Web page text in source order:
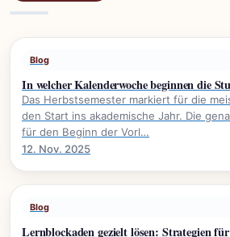
Blog
In welcher Kalenderwoche beginnen die
Das Herbstsemester markiert für die
den Start ins akademische Jahr. Die
für den Beginn der Vorl…
12. Nov. 2025
Blog
Lernblockaden gezielt lösen: Strategien